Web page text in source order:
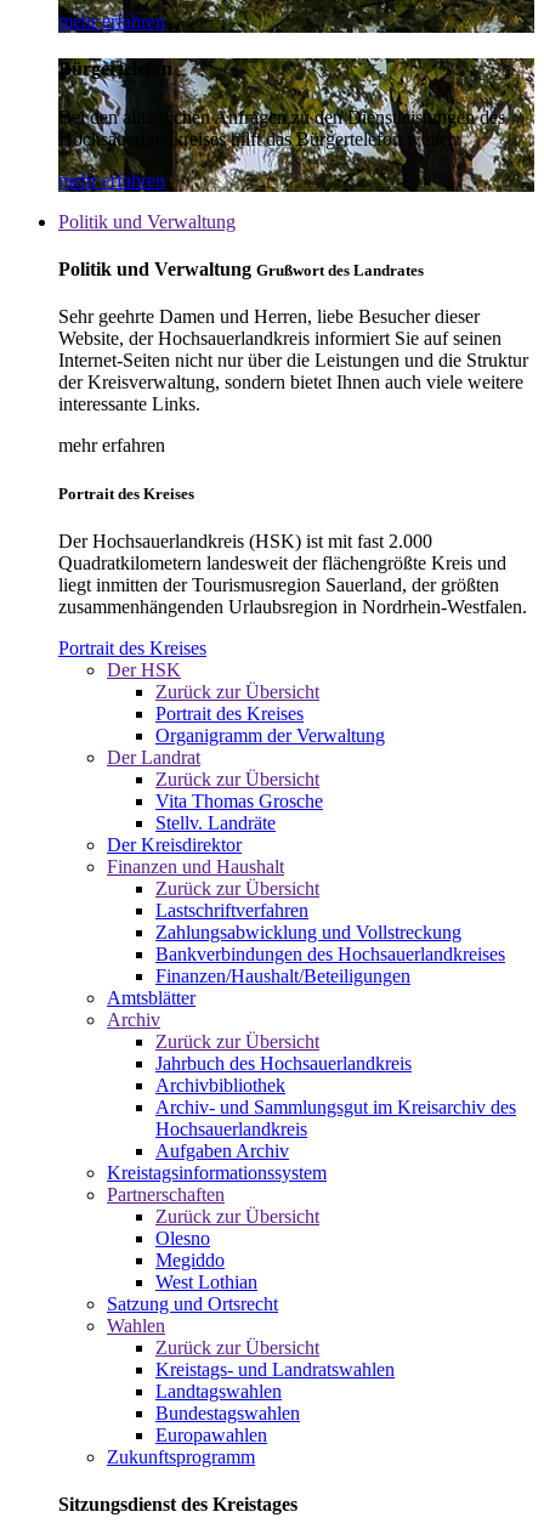
mehr erfahren
Bürgertelefon
Bei den alltäglichen Anfragen zu den Dienstleistungen des
Hochsauerlandkreises hilft das Bürgertelefon weiter.
mehr erfahren
Politik und Verwaltung
Politik und Verwaltung Grußwort des Landrates
Sehr geehrte Damen und Herren, liebe Besucher dieser
Website, der Hochsauerlandkreis informiert Sie auf seinen
Internet-Seiten nicht nur über die Leistungen und die Struktur
der Kreisverwaltung, sondern bietet Ihnen auch viele weitere
interessante Links.
mehr erfahren
Portrait des Kreises
Der Hochsauerlandkreis (HSK) ist mit fast 2.000
Quadratkilometern landesweit der flächengrößte Kreis und
liegt inmitten der Tourismusregion Sauerland, der größten
zusammenhängenden Urlaubsregion in Nordrhein-Westfalen.
Portrait des Kreises
Der HSK
Zurück zur Übersicht
Portrait des Kreises
Organigramm der Verwaltung
Der Landrat
Zurück zur Übersicht
Vita Thomas Grosche
Stellv. Landräte
Der Kreisdirektor
Finanzen und Haushalt
Zurück zur Übersicht
Lastschriftverfahren
Zahlungsabwicklung und Vollstreckung
Bankverbindungen des Hochsauerlandkreises
Finanzen/Haushalt/Beteiligungen
Amtsblätter
Archiv
Zurück zur Übersicht
Jahrbuch des Hochsauerlandkreis
Archivbibliothek
Archiv- und Sammlungsgut im Kreisarchiv des
Hochsauerlandkreis
Aufgaben Archiv
Kreistagsinformationssystem
Partnerschaften
Zurück zur Übersicht
Olesno
Megiddo
West Lothian
Satzung und Ortsrecht
Wahlen
Zurück zur Übersicht
Kreistags- und Landratswahlen
Landtagswahlen
Bundestagswahlen
Europawahlen
Zukunftsprogramm
Sitzungsdienst des Kreistages